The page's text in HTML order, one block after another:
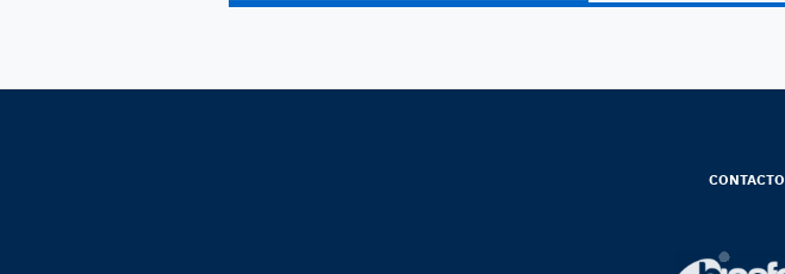
CONTACTO